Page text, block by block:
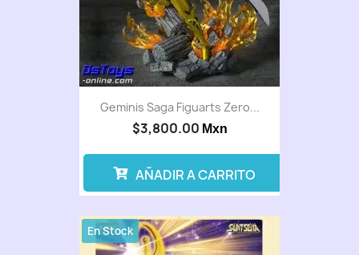
Geminis Saga Figuarts Zero...
$3,800.00 Mxn
AÑADIR A CARRITO
En Stock